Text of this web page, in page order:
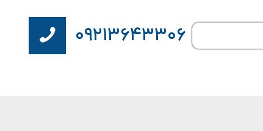
۰۹۲۱۳۶۴۳۳۰۶